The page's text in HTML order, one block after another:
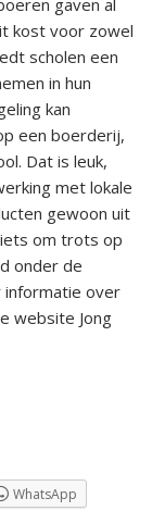
gaven al
kost voor zowel
scholen een
in hun
kan
een boerderij,
Dat is leuk,
met lokale
gewoon uit
om trots op
onder de
informatie over
website Jong
WhatsApp